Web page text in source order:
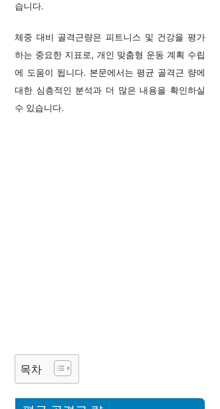
습니다.
체중 대비 골격근량은 피트니스 및 건강을 평가
하는 중요한 지표로, 개인 맞춤형 운동 계획 수립
에 도움이 됩니다. 본문에서는 평균 골격근 량에
대한 심층적인 분석과 더 많은 내용을 확인하실
수 있습니다.
목차